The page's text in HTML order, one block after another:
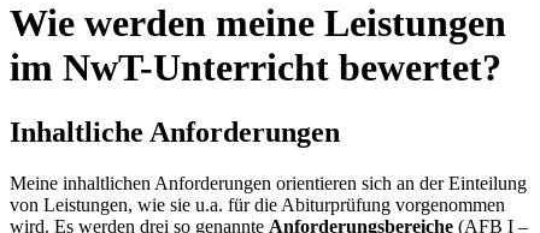
Wie werden meine Leistungen
im NwT-Unterricht bewertet?
Inhaltliche Anforderungen
Meine inhaltlichen Anforderungen orientieren sich an der Einteilung
von Leistungen, wie sie u.a. für die Abiturprüfung vorgenommen
wird. Es werden drei so genannte Anforderungsbereiche (AFB I –